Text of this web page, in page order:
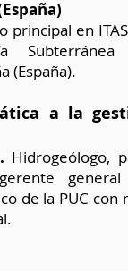
principal en
Subterránea
(España).
a la
Hidrogeólogo,
de la PUC con